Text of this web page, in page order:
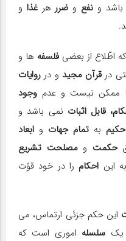
باشد ونفع و ضررهرغذا و
اطّلاع از بعضى فلسفه ها و
در قرآن مجید و در روایات
ممکن نیست و عدم وجود
قابل اثبات نمى باشد و
حکیم به تمام جهات و ابعاد
حکمت ومصلحت تشریع
به این احکامرا در خود قوّت
این حکم جزئى ارتماس، مى
یک سلسله امورى است که